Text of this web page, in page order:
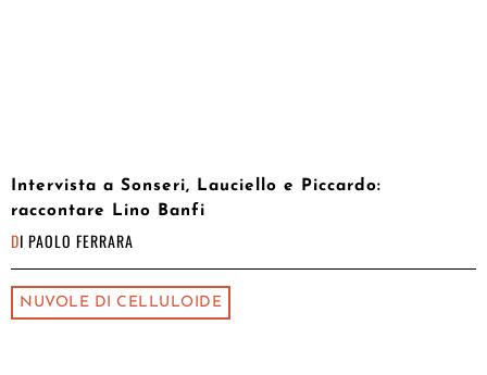
Intervista a Sonseri, Lauciello e Piccardo:
raccontare Lino Banfi
DI PAOLO FERRARA
NUVOLE DI CELLULOIDE